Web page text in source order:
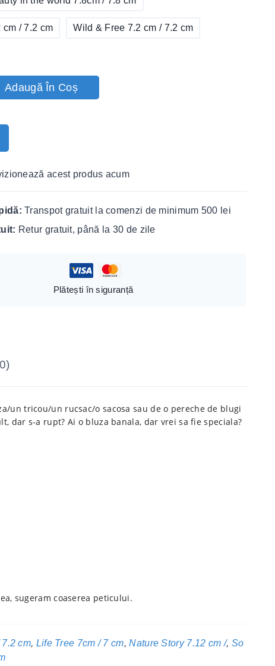
cm / 7.2 cm Wild & Free 7.2 cm / 7.2 cm
Adaugă În Coș
acest produs acum
Transpot gratuit la comenzi de minimum 500 lei
Retur gratuit, până la 30 de zile
Plătești în siguranță
un tricou/un rucsac/o sacosa sau de o pereche de blugi
dar s-a rupt? Ai o bluza banala, dar vrei sa fie speciala?
sugeram coaserea peticului.
cm, Life Tree 7cm / 7 cm,Nature Story 7.12 cm /, So